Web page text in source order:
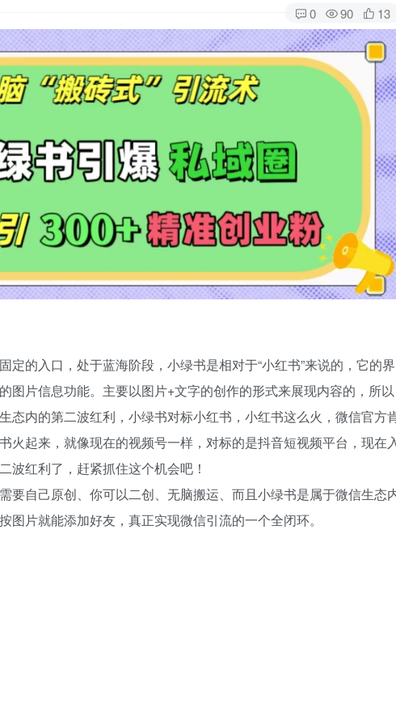
0 90 13
定的入口，处于蓝海阶段，小绿书是相对于“小红书”来说的，它的界
图片信息功能。主要以图片+文字的创作的形式来展现内容的，所以
态内的第二波红利，小绿书对标小红书，小红书这么火，微信官方
火起来，就像现在的视频号一样，对标的是抖音短视频平台，现在
波红利了，赶紧抓住这个机会吧！
要自己原创、你可以二创、无脑搬运、而且小绿书是属于微信生态
片就能添加好友，真正实现微信引流的一个全闭环。